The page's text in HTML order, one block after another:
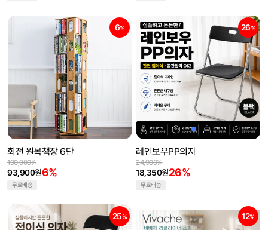
6%
회전 원목책장 6단
93,900원6%
100,000원
무료배송
26%
레인보우PP의자
18,350원26%
24,900원
무료배송
25% 12%